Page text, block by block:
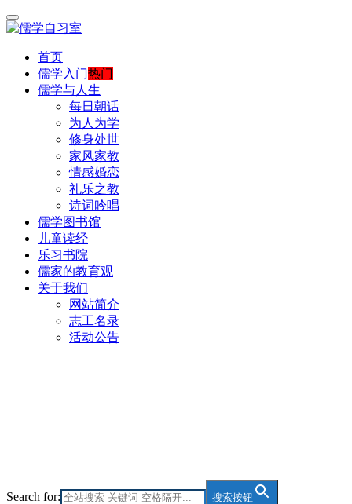
首页
儒学入门热门
儒学与人生
每日朝话
为人为学
修身处世
家风家教
情感婚恋
礼乐之教
诗词吟唱
儒学图书馆
儿童读经
乐习书院
儒家的教育观
关于我们
网站简介
志工名录
活动公告
Search for: 搜索按钮